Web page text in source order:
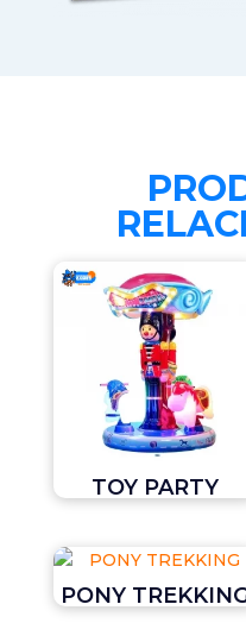
TOY PARTY
PONY